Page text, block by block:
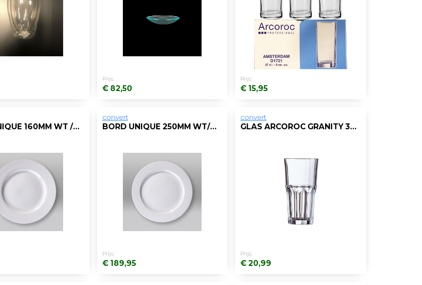
Prijs:
€ 82,50
Prijs:
€ 15,95
BORD UNIQUE 160MM WT /DS24
convert
BORD UNIQUE 250MM WT/DS24
Prijs:
€ 189,95
convert
GLAS ARCOROC GRANITY 31CL/DS 6
Prijs:
€ 20,99